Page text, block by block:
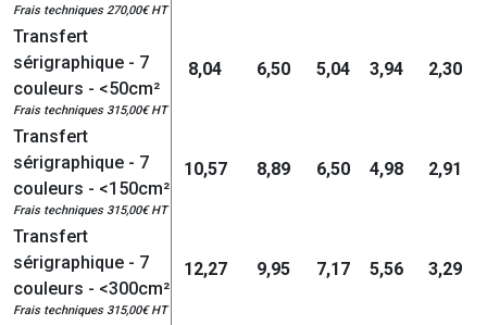
Frais techniques 270,00€ HT
Transfert
sérigraphique - 7
couleurs - <50cm²
Frais techniques 315,00€ HT
8,04 6,50 5,04 3,94 2,30
Transfert
sérigraphique - 7
couleurs - <150cm²
Frais techniques 315,00€ HT
10,57 8,89 6,50 4,98 2,91
Transfert
sérigraphique - 7
couleurs - <300cm²
Frais techniques 315,00€ HT
12,27 9,95 7,17 5,56 3,29